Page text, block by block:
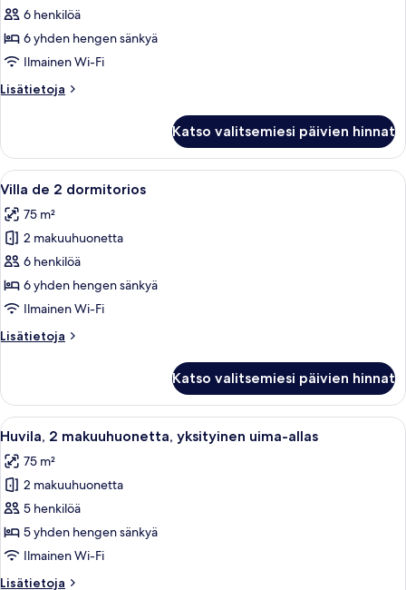
de
2
dormitorios
6 henkilöä
6 yhden hengen sänkyä
Ilmainen Wi-Fi
Lisätietoja
Lisätietoja
2
dormitorios
Katso valitsemiesi päivien hinnat
Avaa
kaikki
huonetyypin
Villa
de
2
dormitorios
Hotellihuone, jossa on suuri sänky,
8
Villa de 2 dormitorios
75 m²
2 makuuhuonetta
6 henkilöä
6 yhden hengen sänkyä
Ilmainen Wi-Fi
Lisätietoja
Lisätietoja
2
dormitorios
Katso valitsemiesi päivien hinnat
Avaa
kaikki
huonetyypin
Huvila,
2
makuuhuonetta,
yksityinen
Yksityinen uima-allasalue, jossa on
9
Huvila, 2 makuuhuonetta, yksityinen uima-allas
75 m²
2 makuuhuonetta
5 henkilöä
5 yhden hengen sänkyä
Ilmainen Wi-Fi
Lisätietoja
Lisätietoja